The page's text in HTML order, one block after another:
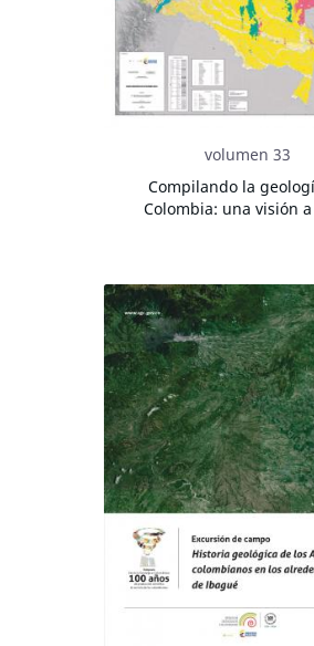
volumen 33
Compilando la
Colombia: una visión a